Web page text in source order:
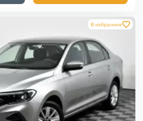
В избранное